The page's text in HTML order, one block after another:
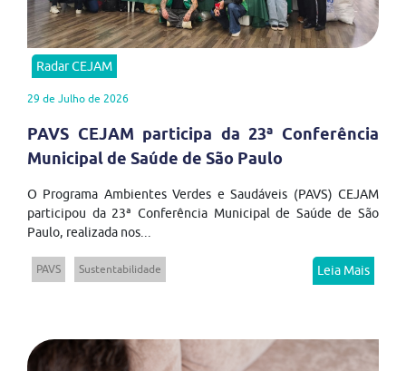
Radar CEJAM
29 de Julho de 2026
PAVS CEJAM participa da 23ª Conferência
Municipal de Saúde de São Paulo
O Programa Ambientes Verdes e Saudáveis (PAVS) CEJAM
participou da 23ª Conferência Municipal de Saúde de São
Paulo, realizada nos...
PAVS Sustentabilidade Leia Mais